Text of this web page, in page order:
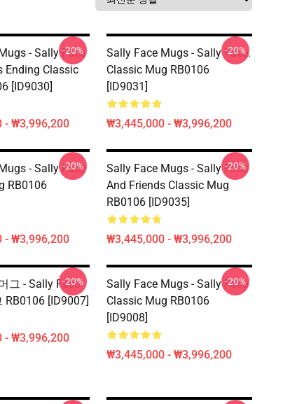
- Sally Face
Ending Classic
[ID9030]
- ₩3,996,200
-20%
Sally Face Mugs - Sally Face.
Classic Mug RB0106
[ID9031]
₩3,445,000 - ₩3,996,200
-20%
- Sally Face
RB0106
- ₩3,996,200
-20%
Sally Face Mugs - Sally Face
And Friends Classic Mug
RB0106 [ID9035]
₩3,445,000 - ₩3,996,200
-20%
그 - Sally Face
RB0106 [ID9007]
- ₩3,996,200
-20%
Sally Face Mugs - Sally Face
Classic Mug RB0106
[ID9008]
₩3,445,000 - ₩3,996,200
-20%